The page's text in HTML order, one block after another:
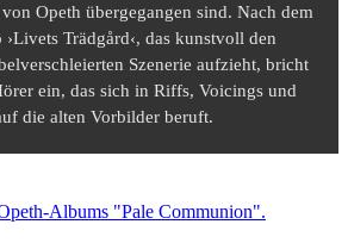
Opeth übergegangen sind. Nach dem
Trädgård‹, das kunstvoll den
Szenerie aufzieht, bricht
ein, das sich in Riffs, Voicings und
die alten Vorbilder beruft.